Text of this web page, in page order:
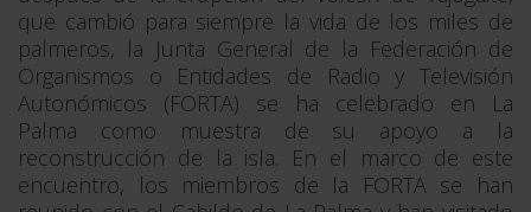
que cambió para siempre la vida de los miles de
palmeros, la Junta General de la Federación de
Organismos o Entidades de Radio y Televisión
Autonómicos (FORTA) se ha celebrado en La
Palma como muestra de su apoyo a la
reconstrucción de la isla. En el marco de este
encuentro, los miembros de la FORTA se han